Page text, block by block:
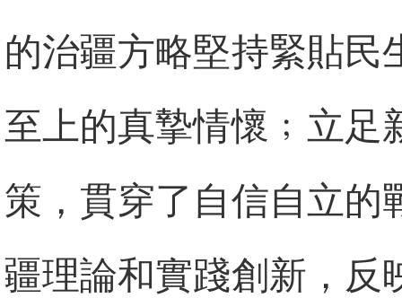
的治疆方略堅持緊貼民
至上的真摯情懷﹔立足
策，貫穿了自信自立的
疆理論和實踐創新，反